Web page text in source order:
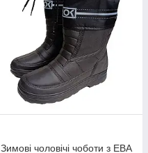
Зимові чоловічі чоботи з ЕВА